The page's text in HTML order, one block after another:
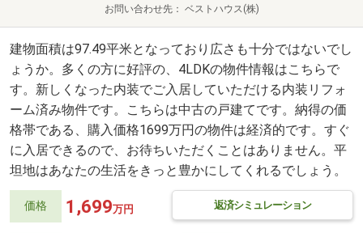
お問い合わせ先 ベストハウス(株)
建物面積は97.49平米となっており広さも十分ではないでし
ょうか。多くの方に好評の、4LDKの物件情報はこちらで
す。新しくなった内装でご入居していただける内装リフォ
ーム済み物件です。こちらは中古の戸建てです。納得の価
格帯である、購入価格1699万円の物件は経済的です。すぐ
に入居できるので、お待ちいただくことはありません。平
坦地はあなたの生活をきっと豊かにしてくれるでしょう。
価格 返済シミュレーション
1,699万円